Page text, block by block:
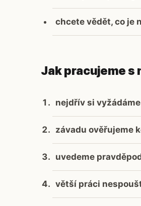
chcete vědět, co je
Jak pracujeme s
nejdřív si
závadu ověřujeme
uvedeme
větší práci